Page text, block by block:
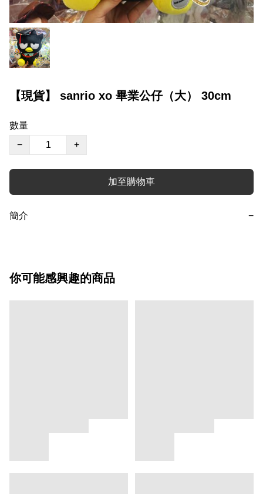
【現貨】 sanrio xo 畢業公仔（大） 30cm
數量
−
+
加至購物車
簡介 −
你可能感興趣的商品